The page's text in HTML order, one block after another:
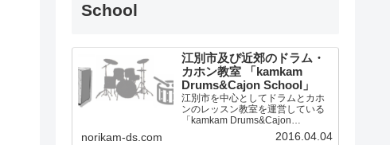
School
江別市及び近郊のドラム・
カホン教室 「kamkam
Drums&Cajon School」
江別市を中心としてドラムとカホ
ンのレッスン教室を運営している
「kamkam Drums&Cajon
norikam-ds.com 2016.04.04